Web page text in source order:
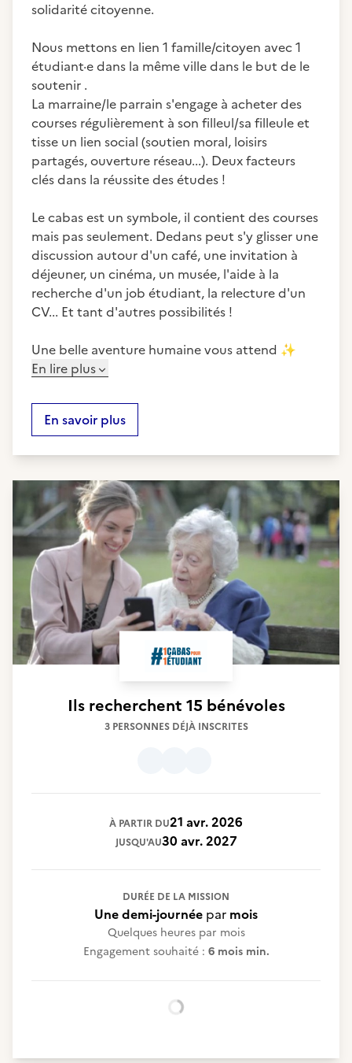
solidarité citoyenne.
Nous mettons en lien 1 famille/citoyen avec 1
étudiant·e dans la même ville dans le but de le
soutenir .
La marraine/le parrain s'engage à acheter des
courses régulièrement à son filleul/sa filleule et
tisse un lien social (soutien moral, loisirs
partagés, ouverture réseau...). Deux facteurs
clés dans la réussite des études !
Le cabas est un symbole, il contient des courses
mais pas seulement. Dedans peut s'y glisser une
discussion autour d'un café, une invitation à
déjeuner, un cinéma, un musée, l'aide à la
recherche d'un job étudiant, la relecture d'un
CV... Et tant d'autres possibilités !
Une belle aventure humaine vous attend ✨
En lire plus
En savoir plus
Ils recherchent 15 bénévoles
3 PERSONNES DÉJÀ INSCRITES
À PARTIR DU21 avr. 2026
JUSQU'AU30 avr. 2027
DURÉE DE LA MISSION
Une demi-journée par mois
Quelques heures par mois
Engagement souhaité : 6 mois min.
Chargement...